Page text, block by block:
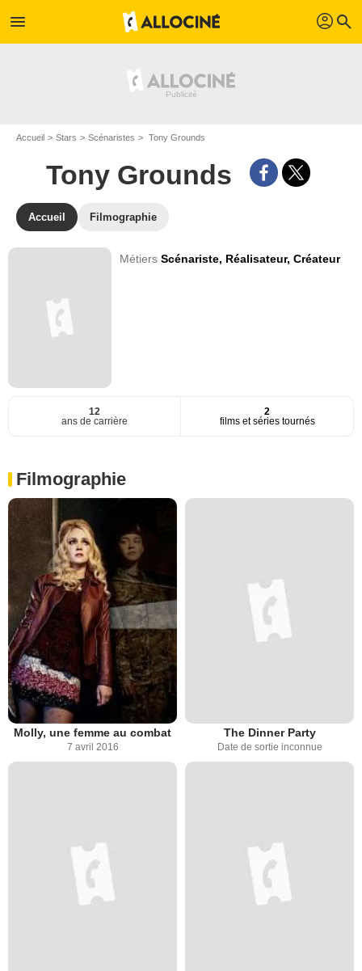
menu profil search
Accueil Stars Scénaristes Tony Grounds
Tony Grounds
Accueil Filmographie
MétiersScénariste, Réalisateur,Créateur
12
ans de carrière
2
films et séries tournés
Filmographie
Molly, une femme au combat
7 avril 2016
The Dinner Party
Date de sortie inconnue